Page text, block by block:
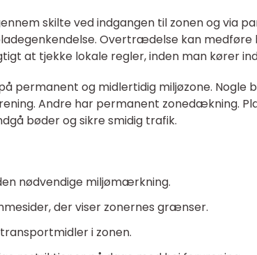
skilte ved indgangen til zonen og via
Overtrædelse kan medføre
at tjekke lokale regler, inden man kører
permanent og midlertidig miljøzone. Nogle
Andre har permanent zonedækning.
bøder og sikre smidig trafik.
nødvendige miljømærkning.
der viser zonernes grænser.
i zonen.